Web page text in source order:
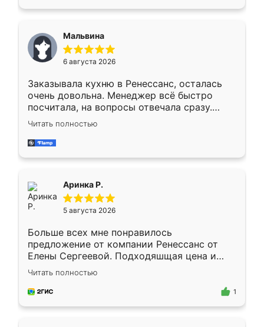
меньше, здесь же он более разнообразный.
Мне нравится ,если что-то потребуется из
мебели буду заказывать только здесь.
Мальвина
6 августа 2026
Заказывала кухню в Ренессанс, осталась
очень довольна. Менеджер всё быстро
посчитала, на вопросы отвечала сразу.
Замерщик приехал в субботу, подошёл к
делу со всей ответственностью. Собрали
за день, ребята работали аккуратно, даже
Читать полностью
Аринка Р.
5 августа 2026
Больше всех мне понравилось
предложение от компании Ренессанс от
Елены Сергеевой. Подходяшщая цена и
короткие сроки изготовления. Приехавший
для замера сотрудник Владислав
предложил по моему эскизу самый
Читать полностью
1